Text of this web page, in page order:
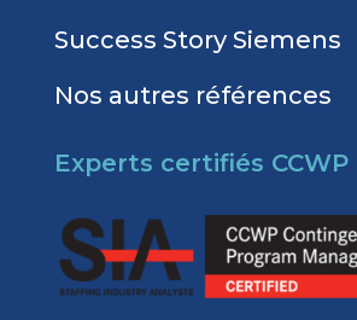
Success Story Siemens
Nos autres références
Experts certifiés CCWP